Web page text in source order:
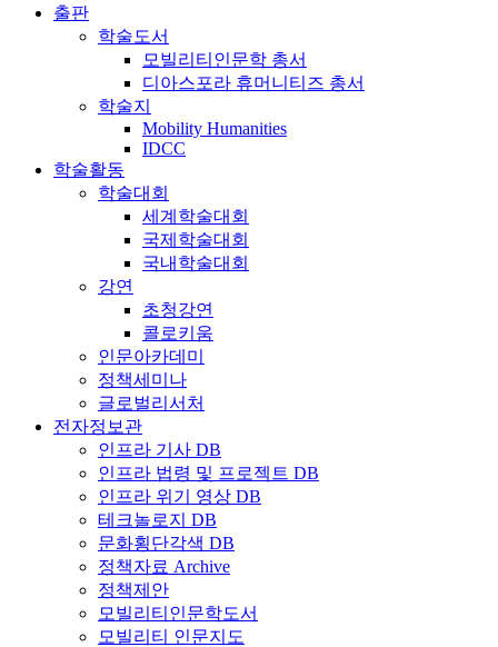
출판
학술도서
모빌리티인문학 총서
디아스포라 휴머니티즈 총서
학술지
Mobility Humanities
IDCC
학술활동
학술대회
세계학술대회
국제학술대회
국내학술대회
강연
초청강연
콜로키움
인문아카데미
정책세미나
글로벌리서처
전자정보관
인프라 기사 DB
인프라 법령 및 프로젝트 DB
인프라 위기 영상 DB
테크놀로지 DB
문화횡단각색 DB
정책자료 Archive
정책제안
모빌리티인문학도서
모빌리티 인문지도